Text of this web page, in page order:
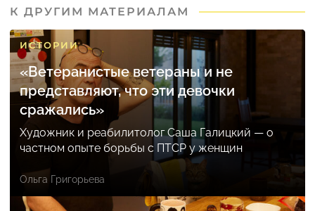
К ДРУГИМ МАТЕРИАЛАМ
ИСТОРИИ
«Ветеранистые ветераны и не
представляют, что эти девочки
сражались»
Художник и реабилитолог Саша Галицкий — о
частном опыте борьбы с ПТСР у женщин
Ольга Григорьева